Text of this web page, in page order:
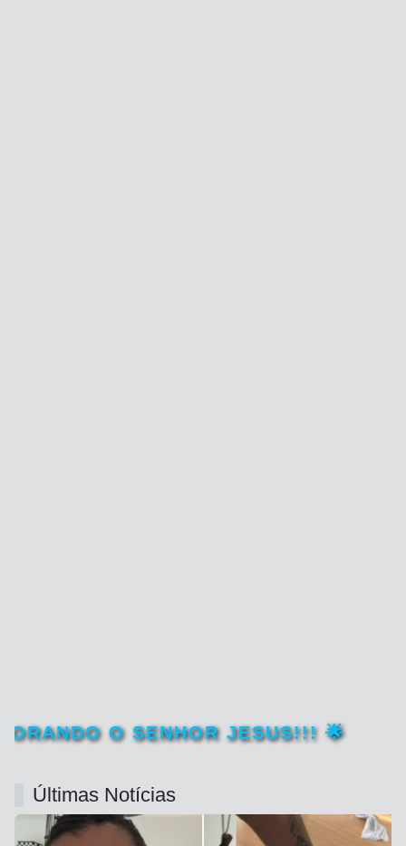
SENHOR JESUS!!! 🌟
Últimas Notícias